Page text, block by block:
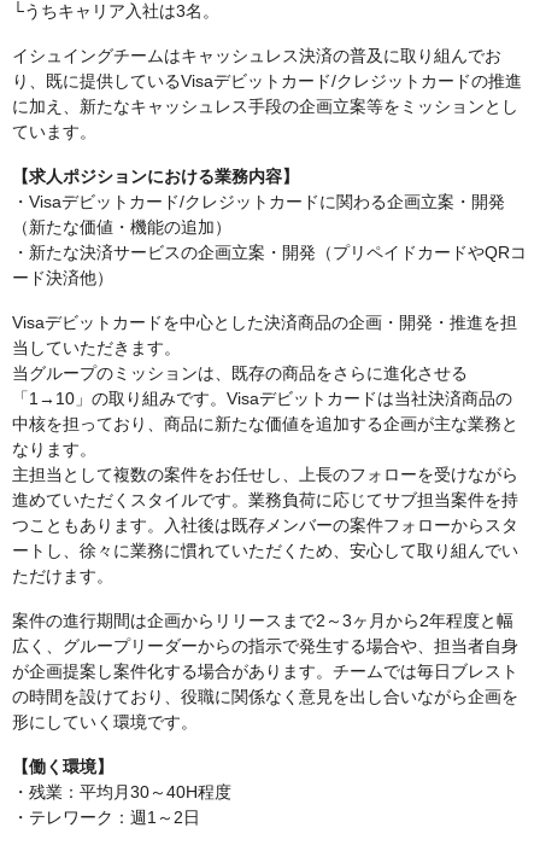
└うちキャリア入社は3名。
イシュイングチームはキャッシュレス決済の普及に取り組んでお
り、既に提供しているVisaデビットカード/クレジットカードの推進
に加え、新たなキャッシュレス手段の企画立案等をミッションとし
ています。
【求人ポジションにおける業務内容】
・Visaデビットカード/クレジットカードに関わる企画立案・開発
（新たな価値・機能の追加）
・新たな決済サービスの企画立案・開発（プリペイドカードやQRコ
ード決済他）
Visaデビットカードを中心とした決済商品の企画・開発・推進を担
当していただきます。
当グループのミッションは、既存の商品をさらに進化させる
「1→10」の取り組みです。Visaデビットカードは当社決済商品の
中核を担っており、商品に新たな価値を追加する企画が主な業務と
なります。
主担当として複数の案件をお任せし、上長のフォローを受けながら
進めていただくスタイルです。業務負荷に応じてサブ担当案件を持
つこともあります。入社後は既存メンバーの案件フォローからスタ
ートし、徐々に業務に慣れていただくため、安心して取り組んでい
ただけます。
案件の進行期間は企画からリリースまで2～3ヶ月から2年程度と幅
広く、グループリーダーからの指示で発生する場合や、担当者自身
が企画提案し案件化する場合があります。チームでは毎日ブレスト
の時間を設けており、役職に関係なく意見を出し合いながら企画を
形にしていく環境です。
【働く環境】
・残業：平均月30～40H程度
・テレワーク：週1～2日